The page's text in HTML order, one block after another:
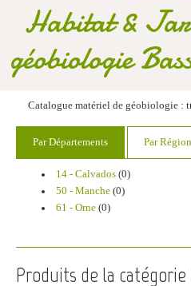
Habitat &
géobiologie
Catalogue matériel de géobiologie :
Par Départements Par
14 - Calvados(0)
50 - Manche(0)
61 - Orne(0)
Produits de la